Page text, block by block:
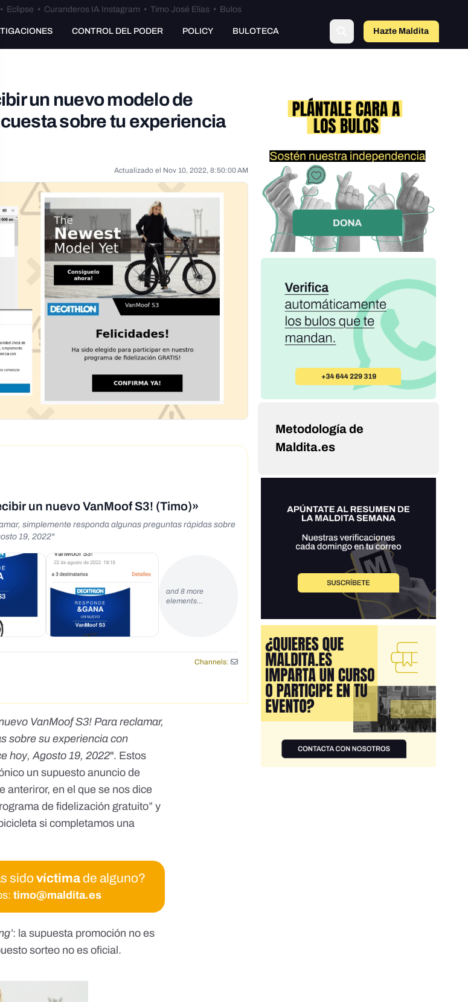
• Eclipse • Curanderos IA Instagram • Timo José Elías • Bulos
CONTROL DEL PODER POLICY BULOTECA Hazte Maldito
un nuevo modelo de
sobre tu experiencia
Actualizado el Nov 10, 2022, 8:50:00 AM
«Decathlon: "¡Enhorabuena! Has sido elegido para recibir un nuevo VanMoof S3! (Timo)»
simplemente responda algunas preguntas rápidas sobre
19, 2022"
and 8 more
elements…
Channels:
VanMoof S3! Para reclamar,
sobre su experiencia con
hoy, Agosto 19, 2022". Estos
un supuesto anuncio de
anteriror, en el que se nos dice
de fidelización gratuito” y
si completamos una
sidovíctimade alguno?
timo@maldita.es
: la supuesta promoción no es
sorteo no es oficial.
Metodología de
Maldita.es